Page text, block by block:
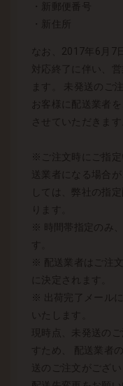
・新郵便番号
・新住所
なお、2017年6月7
対応終了に伴い、
ます。 未発送のご
お客様に配送業者
させていただきます
※ご注文時にご指
送業者になる場合
しては、弊社の指
ります。
※ 時間帯指定のみ
す。
※ 配送業者はご注
に決定されます。
※ 出荷完了メール
いたします。
現時点、未発送の
すため、 配送業者
送のご注文がござ